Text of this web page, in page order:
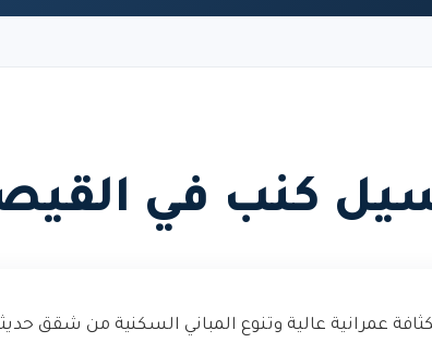
كنب في
عمرانية عالية وتنوع المباني السكنية من شقق